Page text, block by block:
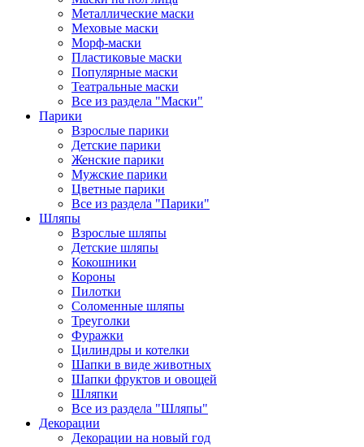
Металлические маски
Меховые маски
Морф-маски
Пластиковые маски
Популярные маски
Театральные маски
Все из раздела "Маски"
Парики
Взрослые парики
Детские парики
Женские парики
Мужские парики
Цветные парики
Все из раздела "Парики"
Шляпы
Взрослые шляпы
Детские шляпы
Кокошники
Короны
Пилотки
Соломенные шляпы
Треуголки
Фуражки
Цилиндры и котелки
Шапки в виде животных
Шапки фруктов и овощей
Шляпки
Все из раздела "Шляпы"
Декорации
Декорации на новый год